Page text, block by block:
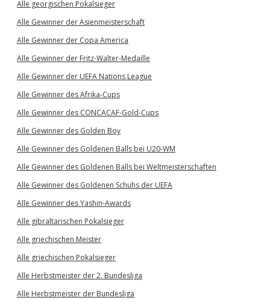
Alle georgischen Pokalsieger
Alle Gewinner der Asienmeisterschaft
Alle Gewinner der Copa America
Alle Gewinner der Fritz-Walter-Medaille
Alle Gewinner der UEFA Nations League
Alle Gewinner des Afrika-Cups
Alle Gewinner des CONCACAF-Gold-Cups
Alle Gewinner des Golden Boy
Alle Gewinner des Goldenen Balls bei U20-WM
Alle Gewinner des Goldenen Balls bei Weltmeisterschaften
Alle Gewinner des Goldenen Schuhs der UEFA
Alle Gewinner des Yashin-Awards
Alle gibraltarischen Pokalsieger
Alle griechischen Meister
Alle griechischen Pokalsieger
Alle Herbstmeister der 2. Bundesliga
Alle Herbstmeister der Bundesliga